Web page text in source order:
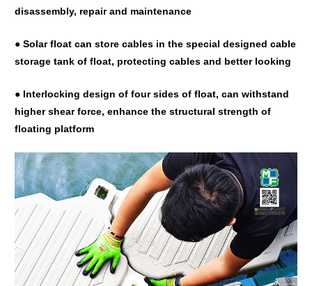
disassembly, repair and maintenance
● Solar float can store cables in the special designed cable
storage tank of float, protecting cables and better looking
● Interlocking design of four sides of float, can withstand
higher shear force, enhance the structural strength of
floating platform